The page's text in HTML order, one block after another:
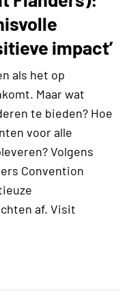
impact’
als het op
Maar wat
te bieden? Hoe
voor alle
Volgens
Convention
af. Visit